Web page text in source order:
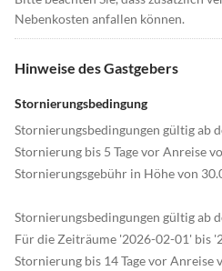
Nebenkosten anfallen können.
Hinweise des Gastgebers
Stornierungsbedingung
Stornierungsbedingungen gültig ab
Stornierung bis 5 Tage vor Anreise
Stornierungsgebühr in Höhe von
Stornierungsbedingungen gültig ab
Für die Zeiträume '2026-02-01' bis
Stornierung bis 14 Tage vor